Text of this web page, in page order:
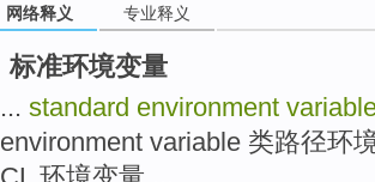
网络释义 专业释义
标准环境变量
... standard environment
environment variable 类路径环